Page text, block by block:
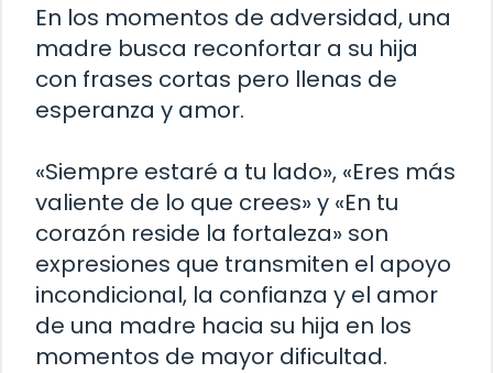
En los momentos de adversidad, una
madre busca reconfortar a su hija
con frases cortas pero llenas de
esperanza y amor.
«Siempre estaré a tu lado», «Eres más
valiente de lo que crees» y «En tu
corazón reside la fortaleza» son
expresiones que transmiten el apoyo
incondicional, la confianza y el amor
de una madre hacia su hija en los
momentos de mayor dificultad.